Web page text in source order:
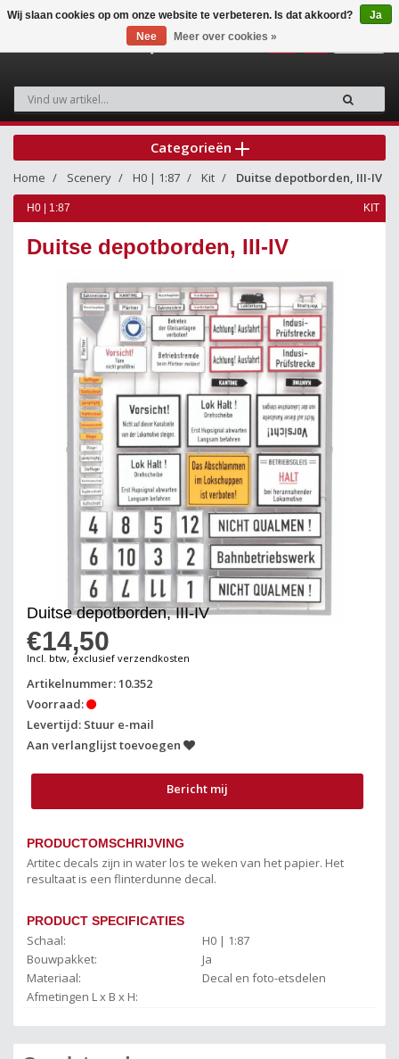
Categorieën
Home Scenery H0 | 1:87 Kit Duitse depotborden, III-IV
H0 | 1:87 KIT
Duitse depotborden, III-IV
Duitse depotborden, III-IV
€14,50
Incl. btw, exclusief verzendkosten
Artikelnummer: 10.352
Voorraad:
Levertijd: Stuur e-mail
Aan verlanglijst toevoegen
Bericht mij
PRODUCTOMSCHRIJVING
Artitec decals zijn in water los te weken van het papier. Het
resultaat is een flinterdunne decal.
PRODUCT SPECIFICATIES
Schaal:
H0 | 1:87
Bouwpakket:
Ja
Materiaal:
Decal en foto-etsdelen
Afmetingen L x B x H:
Wij slaan cookies op om onze website te verbeteren. Is dat akkoord?
Ja
Nee
Meer over cookies »